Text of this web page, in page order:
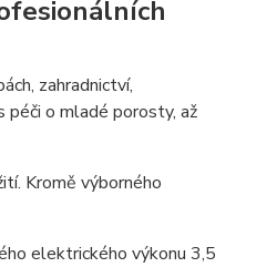
zahradnictví,
péči o mladé porosty, až
Kromě výborného
elektrického výkonu 3,5